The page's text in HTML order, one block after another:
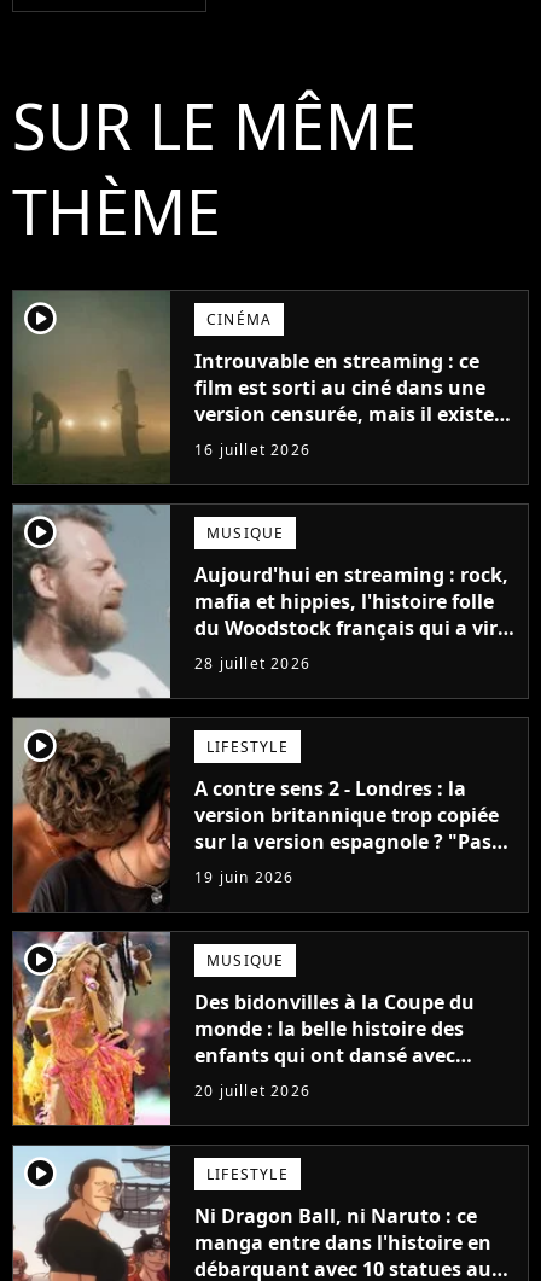
SUR LE MÊME
THÈME
player2 CINÉMA
Introuvable en streaming : ce
film est sorti au ciné dans une
version censurée, mais il existe
une version longue de ce qui est
l'une des meilleures suites de ces
dernières années
16 juillet 2026
player2 MUSIQUE
Aujourd'hui en streaming : rock,
mafia et hippies, l'histoire folle
du Woodstock français qui a viré
au fiasco
28 juillet 2026
player2 LIFESTYLE
A contre sens 2 - Londres : la
version britannique trop copiée
sur la version espagnole ? "Pas
mal de gens n'étaient pas
contents"
19 juin 2026
player2 MUSIQUE
Des bidonvilles à la Coupe du
monde : la belle histoire des
enfants qui ont dansé avec
Shakira hier soir
20 juillet 2026
player2 LIFESTYLE
Ni Dragon Ball, ni Naruto : ce
manga entre dans l'histoire en
débarquant avec 10 statues au